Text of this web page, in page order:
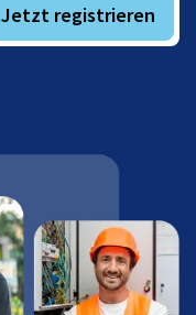
Jetzt registrieren